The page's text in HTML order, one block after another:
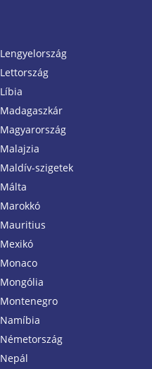
Lengyelország
Lettország
Líbia
Madagaszkár
Magyarország
Malajzia
Maldív-szigetek
Málta
Marokkó
Mauritius
Mexikó
Monaco
Mongólia
Montenegro
Namíbia
Németország
Nepál